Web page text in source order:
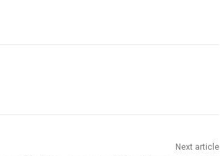
Next article